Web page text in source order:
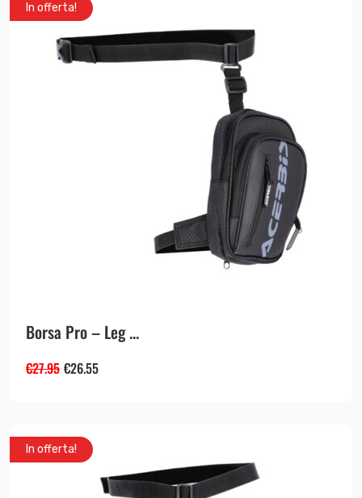
In offerta!
Borsa Pro – Leg ...
€27.95 €26.55
In offerta!